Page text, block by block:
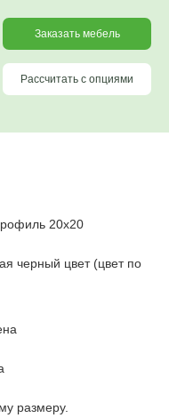
Заказать мебель
Рассчитать с опциями
20х20
черный цвет (цвет по
размеру.